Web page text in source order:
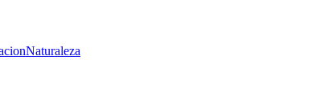
Naturaleza